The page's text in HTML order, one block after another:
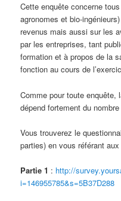
Cette enquête concerne
agronomes et bio-
revenus mais aussi sur les
par les entreprises, tant
formation et à propos de la
fonction au cours de
Comme pour toute
dépend fortement du
Vous trouverez le
parties) en vous référant
Partie 1 : http://
i=146955785&s=5B37D288